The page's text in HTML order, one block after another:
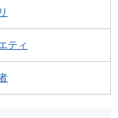
ティ